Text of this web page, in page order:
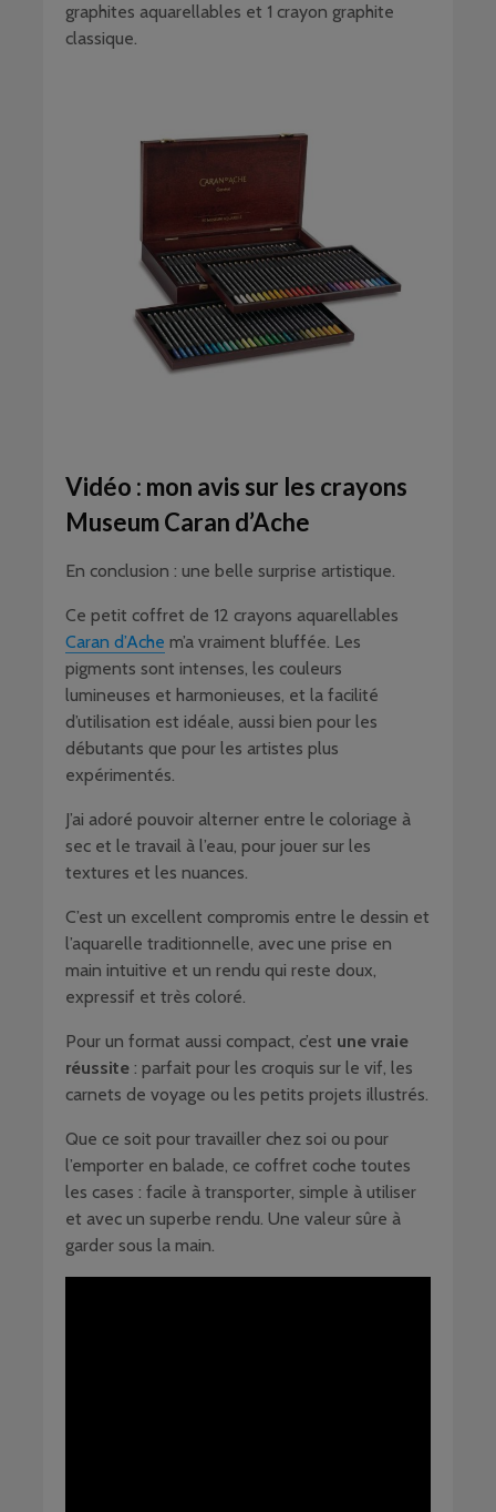
graphites aquarellables et 1 crayon graphite
classique.
Vidéo : mon avis sur les crayons
Museum Caran d’Ache
En conclusion : une belle surprise artistique.
Ce petit coffret de 12 crayons aquarellables
Caran d’Ache m’a vraiment bluffée. Les
pigments sont intenses, les couleurs
lumineuses et harmonieuses, et la facilité
d’utilisation est idéale, aussi bien pour les
débutants que pour les artistes plus
expérimentés.
J’ai adoré pouvoir alterner entre le coloriage à
sec et le travail à l’eau, pour jouer sur les
textures et les nuances.
C’est un excellent compromis entre le dessin et
l’aquarelle traditionnelle, avec une prise en
main intuitive et un rendu qui reste doux,
expressif et très coloré.
Pour un format aussi compact, c’est une vraie
réussite : parfait pour les croquis sur le vif, les
carnets de voyage ou les petits projets illustrés.
Que ce soit pour travailler chez soi ou pour
l’emporter en balade, ce coffret coche toutes
les cases : facile à transporter, simple à utiliser
et avec un superbe rendu. Une valeur sûre à
garder sous la main.